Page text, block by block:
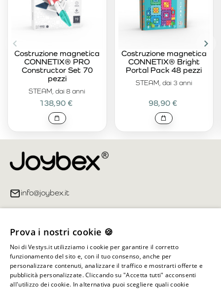
STEAM, dai 8 anni
Costruzione magnetica
CONNETIX® PRO
Constructor Set 70
pezzi
138,90 €
STEAM, dai 3 anni
Costruzione magnetica
CONNETIX® Bright
Portal Pack 48 pezzi
98,90 €
info@joybex.it
Account
Informazioni sul negozio
Prova i nostri cookie 🍪
Noi di Vestys.it utilizziamo i cookie per garantire il corretto
funzionamento del sito e, con il tuo consenso, anche per
personalizzare contenuti, analizzare il traffico e mostrarti offerte e
pubblicità personalizzate. Cliccando su "Accetta tutti" acconsenti
all'utilizzo dei cookie. In alternativa puoi scegliere quali cookie